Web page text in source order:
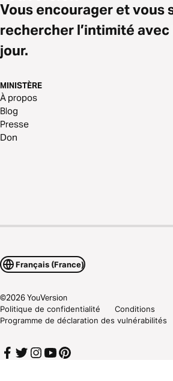
Vous encourager et vous
rechercher l’intimité
jour.
MINISTÈRE
À propos
Blog
Presse
Don
Français (France)
©2026YouVersion
Politique de confidentialité
Conditions
Programme de déclaration des vulnérabilités